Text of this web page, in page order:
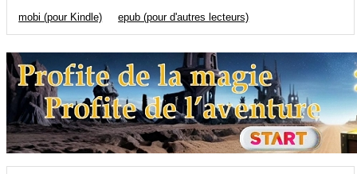
mobi (pour Kindle)
epub (pour d'autres lecteurs)